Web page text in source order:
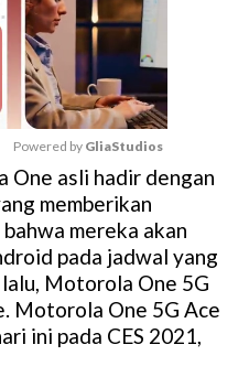
M
u
t
e
Powered by GliaStudios
One asli hadir dengan
memberikan
mereka akan
pada jadwal yang
Motorola One 5G
Motorola One 5G Ace
ini pada CES 2021,